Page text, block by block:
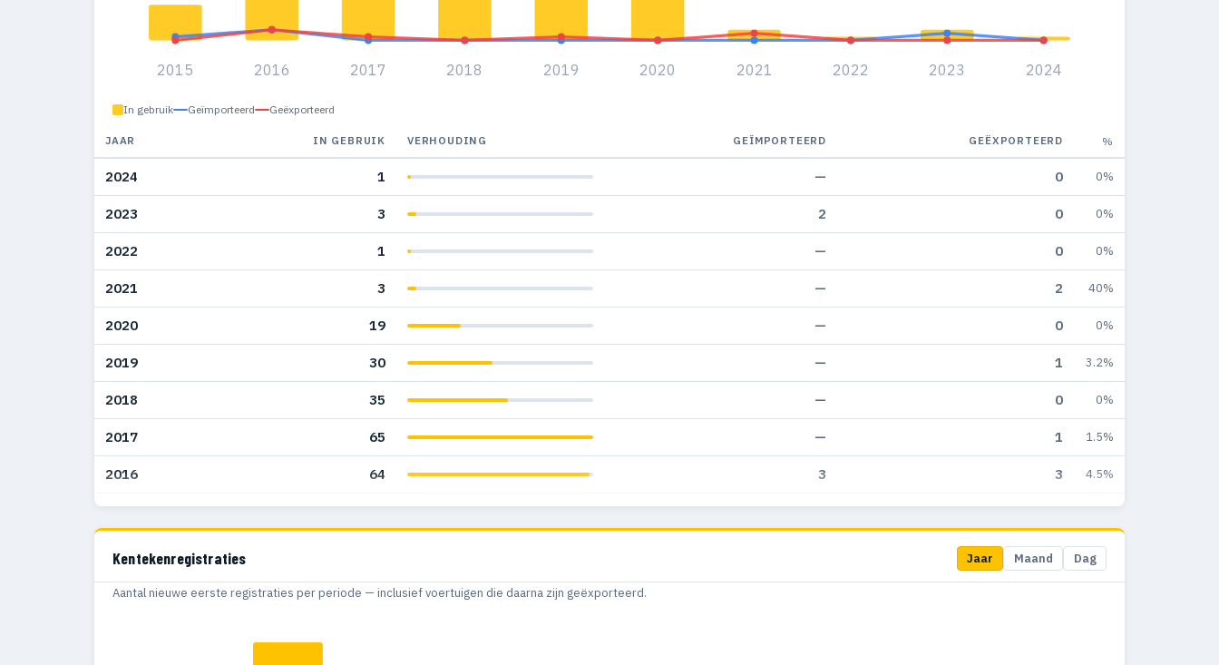
2015 2016 2017 2018 2019 2020 2021 2022 2023 2024
In gebruik Geïmporteerd Geëxporteerd
JAAR IN GEBRUIK VERHOUDING GEÏMPORTEERD GEËXPORTEERD %
2024 1 — 0 0%
2023 3 2 0 0%
2022 1 — 0 0%
2021 3 — 2 40%
2020 19 — 0 0%
2019 30 — 1 3.2%
2018 35 — 0 0%
2017 65 — 1 1.5%
2016 64 3 3 4.5%
2015 10 1 0
Kentekenregistraties Jaar Maand Dag
Aantal nieuwe eerste registraties per periode — inclusief voertuigen die daarna zijn geëxporteerd.